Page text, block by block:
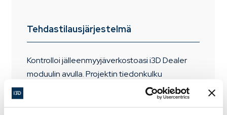
Tehdastilausjärjestelmä
Kontrolloi jälleenmyyjäverkostoasi i3D Dealer
moduulin avulla. Projektin tiedonkulku
Jälleenmyyjän ja päämiehen välillä voidaan
hoitaa siellä missä tilaustiedotkin ovat.